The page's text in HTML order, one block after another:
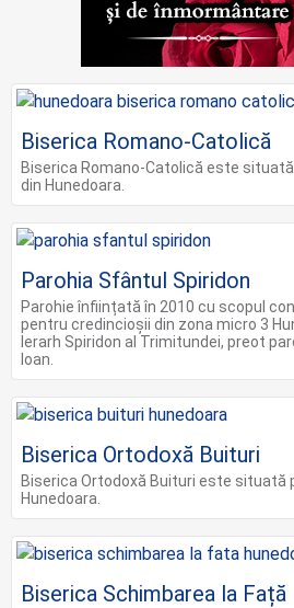
Biserica Romano-Catolică
Biserica Romano-Catolică este
din Hunedoara.
Parohia Sfântul Spiridon
Parohie înființată în 2010 cu scopul
pentru credincioșii din zona micro 3
Ierarh Spiridon al Trimitundei, preot
Ioan.
Biserica Ortodoxă Buituri
Biserica Ortodoxă Buituri este situată
Hunedoara.
Biserica Schimbarea la Față